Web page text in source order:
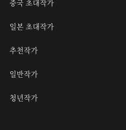
중국 초대작가
일본 초대작가
추천작가
일반작가
청년작가